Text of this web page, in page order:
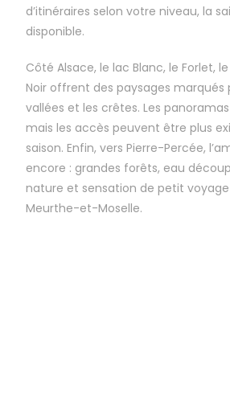
d’itinéraires selon votre niveau, la
disponible.
Côté Alsace, le lac Blanc, le Forlet,
Noir offrent des paysages marqués
vallées et les crêtes. Les
mais les accès peuvent être plus
saison. Enfin, vers Pierre-Percée,
encore : grandes forêts, eau
nature et sensation de petit
Meurthe-et-Moselle.